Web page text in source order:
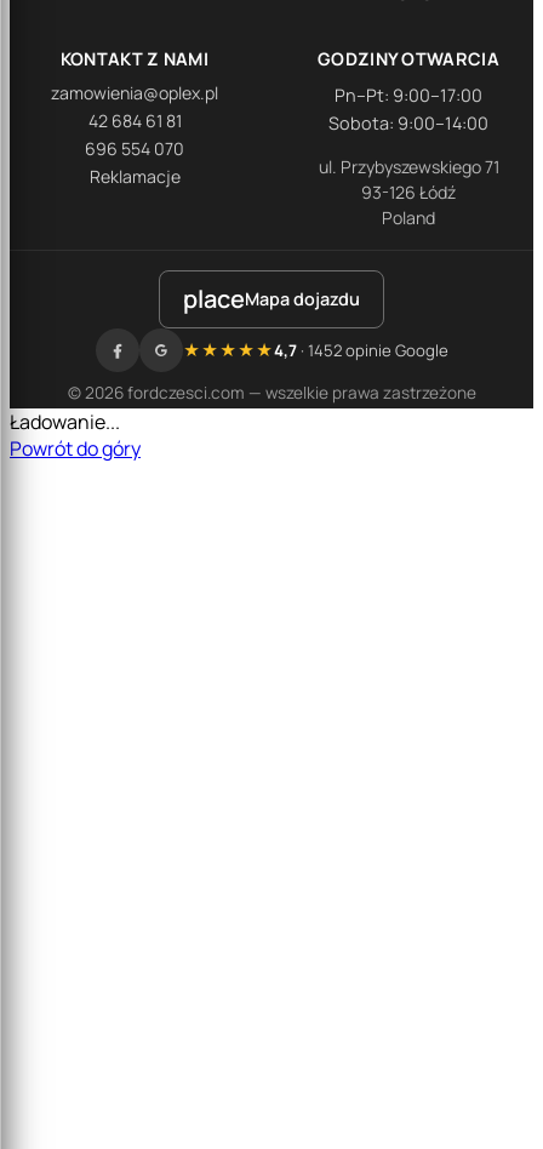
KONTAKT Z NAMI
zamowienia@oplex.pl
42 684 61 81
696 554 070
Reklamacje
GODZINY OTWARCIA
Pn–Pt: 9:00–17:00
Sobota: 9:00–14:00
ul. Przybyszewskiego 71
93-126 Łódź
Poland
placeMapa dojazdu
© 2026 fordczesci.com — wszelkie prawa zastrzeżone
★★★★★4,7· 1452 opinie Google
Ładowanie...
Powrót do góry